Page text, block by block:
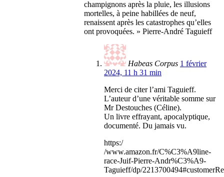
champignons après la pluie, les illusions
mortelles, à peine habillées de neuf,
renaissent après les catastrophes qu’elles
ont provoquées. » Pierre-André Taguieff
Habeas Corpus 1 février
2024, 11 h 31 min
Merci de citer l’ami Taguieff.
L’auteur d’une véritable somme sur
Mr Destouches (Céline).
Un livre effrayant, apocalyptique,
documenté. Du jamais vu.
https:/
/www.amazon.fr/C%C3%A9line-
race-Juif-Pierre-Andr%C3%A9-
Taguieff/dp/